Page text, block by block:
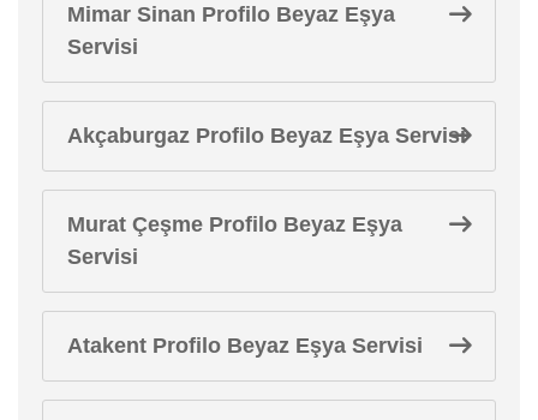
Mimar Sinan Profilo Beyaz Eşya
Servisi
Akçaburgaz Profilo Beyaz Eşya Servisi
Murat Çeşme Profilo Beyaz Eşya
Servisi
Atakent Profilo Beyaz Eşya Servisi